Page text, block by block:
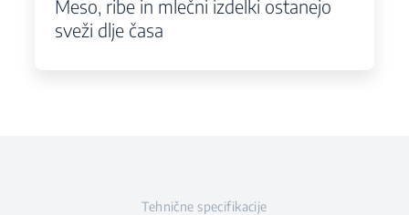
Meso, ribe in mlečni izdelki ostanejo
sveži dlje časa
Tehnične specifikacije